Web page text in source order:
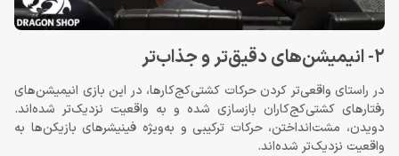
2- انیمیشن‌های دقیق‌تر و جذاب‌تر
در راستای واقعی‌تر کردن حرکات کشتی‌کج‌کارها، در این بازی انیمیشن‌های
رفتارهای کشتی‌کج‌کاران بازسازی شده و به واقعیت نزدیک‌تر شده‌اند.
دویدن، مشت‌انداختن، حرکات ترکیبی و به‌ویژه فینیشرهای بازیکن‌ها به
واقعیت نزدیک‌تر شده‌اند.